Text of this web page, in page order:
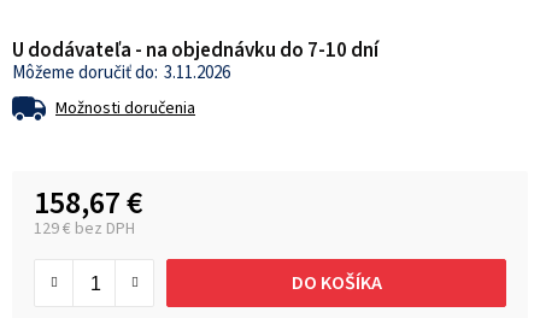
U dodávateľa - na objednávku do 7-10 dní
3.11.2026
Možnosti doručenia
158,67 €
129 € bez DPH
DO KOŠÍKA